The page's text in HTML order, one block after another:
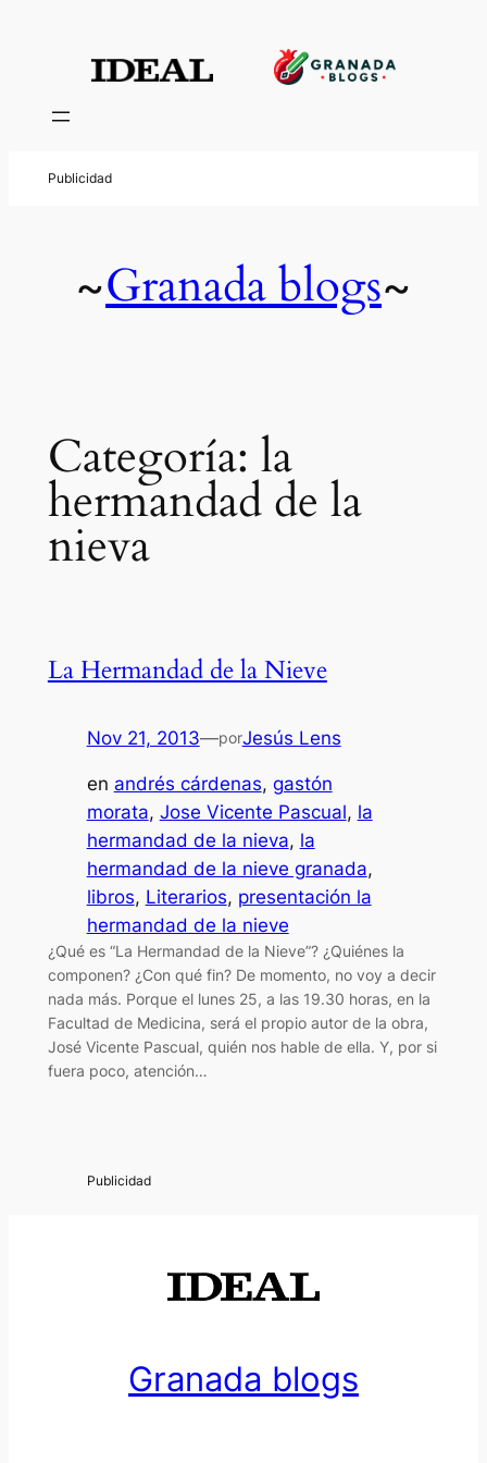
contenido
~Granada blogs~
Categoría: la
hermandad de la
nieva
La Hermandad de la Nieve
Nov 21, 2013—porJesús Lens
en andrés cárdenas, gastón
morata, Jose Vicente Pascual, la
hermandad de la nieva, la
hermandad de la nieve granada
libros, Literarios, presentación la
hermandad de la nieve
¿Qué es “La Hermandad de la Nieve”? ¿Quiénes la
componen? ¿Con qué fin? De momento, no voy a decir
nada más. Porque el lunes 25, a las 19.30 horas, en la
Facultad de Medicina, será el propio autor de la obra,
José Vicente Pascual, quién nos hable de ella. Y, por si
fuera poco, atención…
Granada blogs